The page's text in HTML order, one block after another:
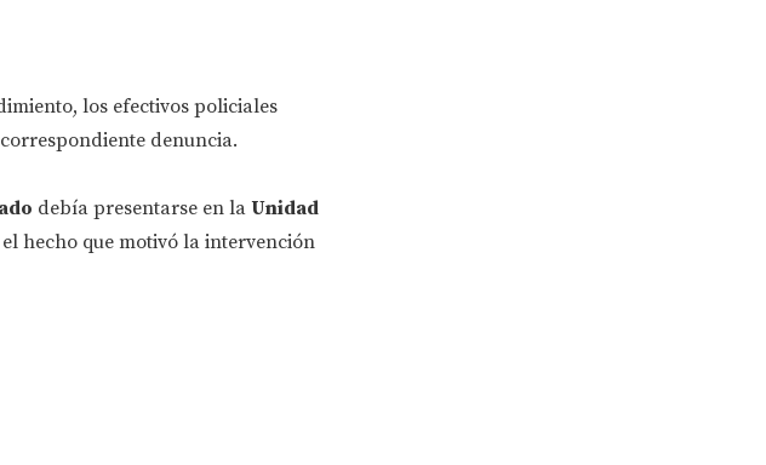
los efectivos policiales
denuncia.
debía presentarse en la Unidad
hecho que motivó la intervención